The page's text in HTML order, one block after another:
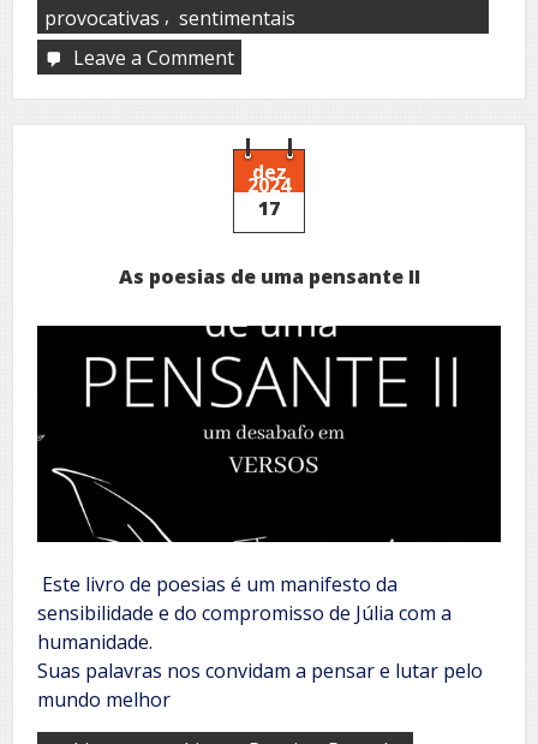
provocativas , sentimentais
Leave a Commenton
Miguez
dez
2024
17
As poesias de uma pensante II
Este livro de poesias é um manifesto da
sensibilidade e do compromisso de Júlia com a
humanidade.
Suas palavras nos convidam a pensar e lutar pelo
mundo melhor